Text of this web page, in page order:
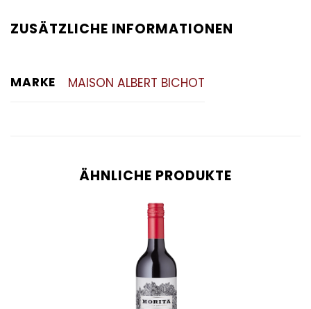
ZUSÄTZLICHE INFORMATIONEN
MARKE MAISON ALBERT BICHOT
ÄHNLICHE PRODUKTE